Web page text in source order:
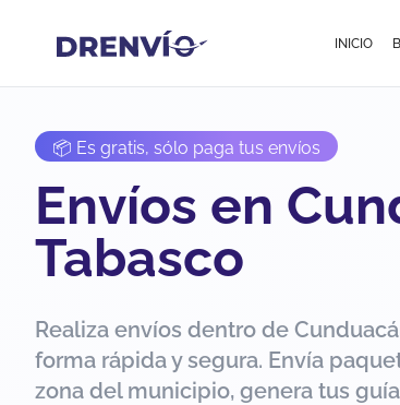
INICIO
📦 Es gratis, sólo paga tus envíos
Envíos en
Tabasco
Realiza envíos dentro de
forma rápida y segura. Envía
zona del municipio, genera tus